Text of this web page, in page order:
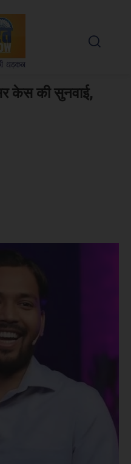
केस की सुनवाई,